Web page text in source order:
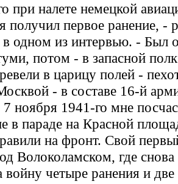
при налете немецкой
получил первое ранение, -
в одном из интервью. - Был
потом - в запасной
в царицу полей -
- в составе 16-й
7 ноября 1941-го мне
в параде на Красной
на фронт. Свой
Волоколамском, где
войну четыре ранения и